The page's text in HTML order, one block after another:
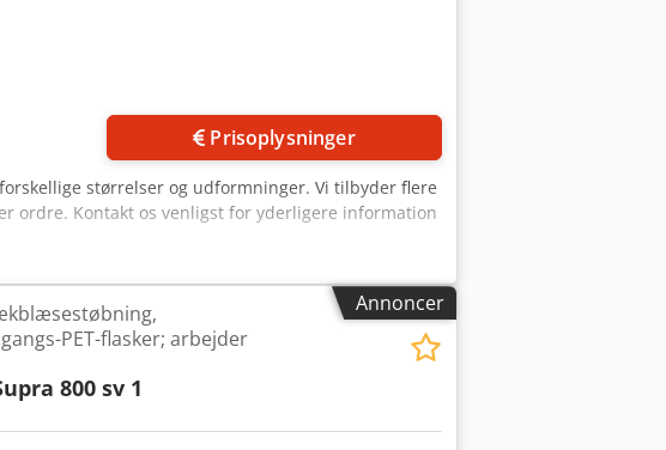
Prisoplysninger
størrelser og udformninger. Vi tilbyder flere
ordre. Kontakt os venligst for yderligere information
Annoncer
PET-flasker; arbejder
800 sv 1